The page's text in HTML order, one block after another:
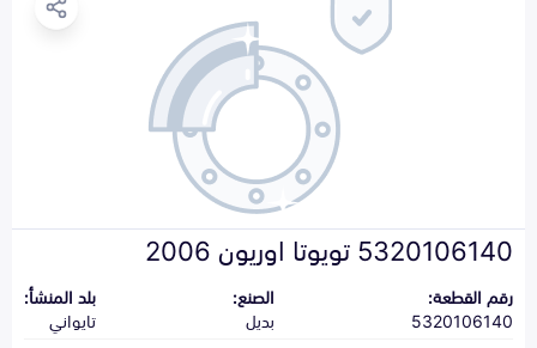
5320106140 تويوتا اوريون 2006
رقم القطعة:
5320106140
الصنع:
بديل
بلد المنشأ:
تايواني